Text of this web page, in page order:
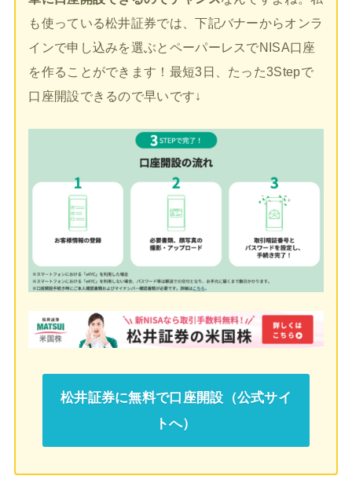
も使っている松井証券では、下記バナーからオンラ
インで申し込みを選ぶとペーパーレスでNISA口座
を作ることができます！最短3日、たった3Stepで
口座開設できるので早いです↓
松井証券に無料で口座開設（公式サイ
トへ）